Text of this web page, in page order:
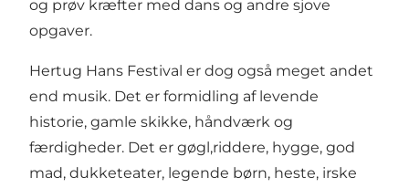
og prøv kræfter med dans og andre sjove
opgaver.
Hertug Hans Festival er dog også meget andet
end musik. Det er formidling af levende
historie, gamle skikke, håndværk og
færdigheder. Det er gøgl,riddere, hygge, god
mad, dukketeater, legende børn, heste, irske